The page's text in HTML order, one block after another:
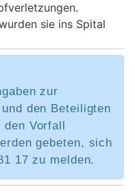
sie ins Spital
zur
den Beteiligten
Vorfall
gebeten, sich
17 zu melden.